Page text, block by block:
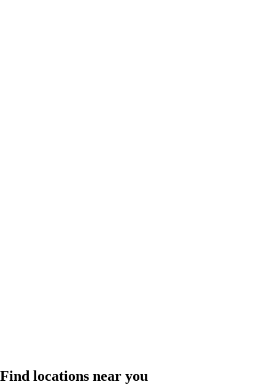
Find locations near you